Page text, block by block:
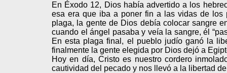
En Éxodo 12, Dios había advertido a los
esa era que iba a poner fin a las vidas de los
plaga, la gente de Dios debía colocar sangre
cuando el ángel pasaba y veía la sangre, él
En esta plaga final, el pueblo judío ganó la
finalmente la gente elegida por Dios dejó a
Hoy en día, Cristo es nuestro cordero
cautividad del pecado y nos llevó a la libertad